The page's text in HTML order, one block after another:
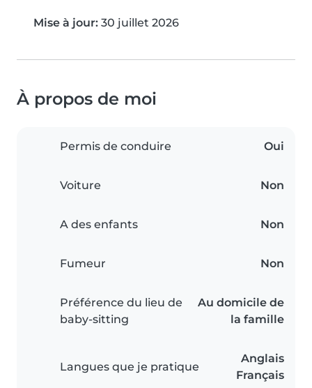
Mise à jour: 30 juillet 2026
À propos de moi
Permis de conduire Oui
Voiture Non
A des enfants Non
Fumeur Non
Préférence du lieu de
baby-sitting
Au domicile de
la famille
Langues que je pratique
Anglais
Français